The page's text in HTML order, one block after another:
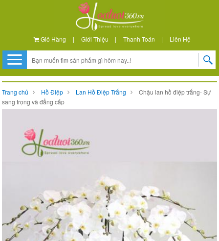
Giỏ Hàng | Giới Thiệu | Thanh Toán | Liên Hệ
Trang chủ Hồ Điệp Lan Hồ Điệp Trắng
Chậu lan hồ điệp trắng- Sự
sang trọng và đẳng cấp